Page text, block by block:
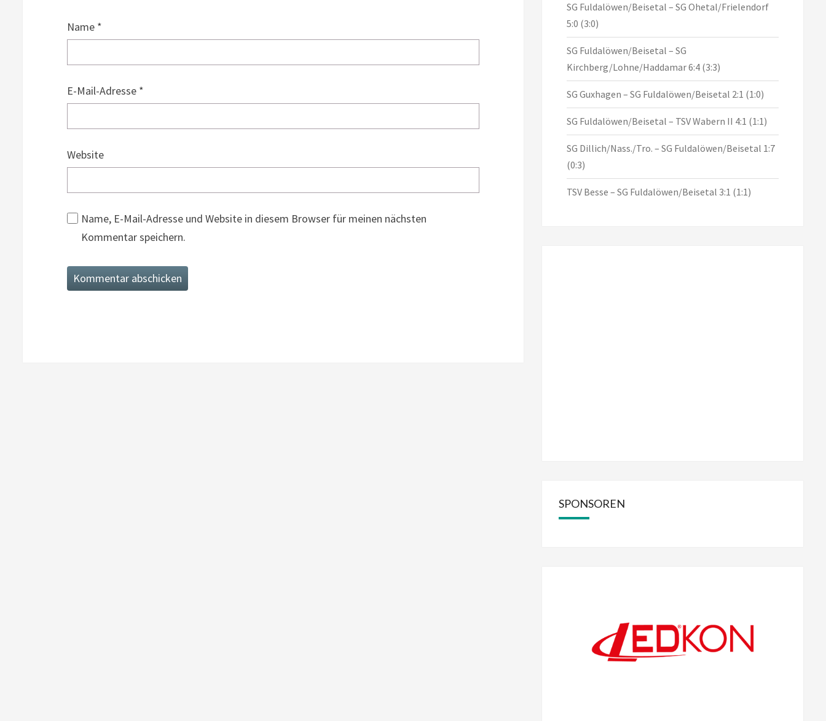
Name *
E-Mail-Adresse *
Website
Name, E-Mail-Adresse und Website in diesem Browser für meinen nächsten
Kommentar speichern.
SG Fuldalöwen/Beisetal – SG Ohetal/Frielendorf
5:0 (3:0)
SG Fuldalöwen/Beisetal – SG
Kirchberg/Lohne/Haddamar 6:4 (3:3)
SG Guxhagen – SG Fuldalöwen/Beisetal 2:1 (1:0)
SG Fuldalöwen/Beisetal – TSV Wabern II 4:1 (1:1)
SG Dillich/Nass./Tro. – SG Fuldalöwen/Beisetal 1:7
(0:3)
TSV Besse – SG Fuldalöwen/Beisetal 3:1 (1:1)
SPONSOREN